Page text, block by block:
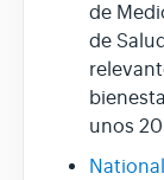
de
de
unos